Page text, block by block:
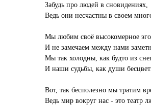
Забудь про людей в сновидениях,
Ведь они несчастны в своем
Мы любим своё высокомерное
И не замечаем между нами
Мы так холодны, как будто из
И наши судьбы, как души
Вот, так бесполезно мы тратим
Ведь мир вокруг нас - это театр